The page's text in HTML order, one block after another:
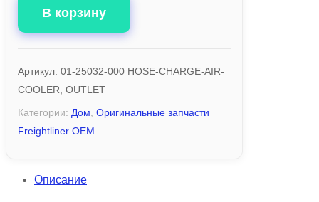
В корзину
Артикул: 01-25032-000 HOSE-CHARGE-AIR-
COOLER, OUTLET
Категории: Дом Оригинальные запчасти
Freightliner OEM
Описание